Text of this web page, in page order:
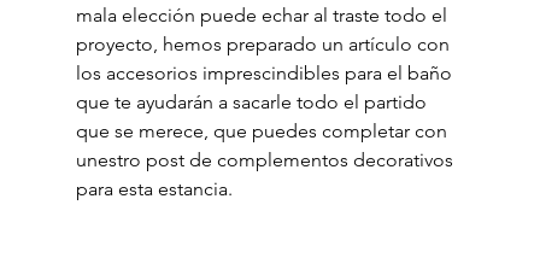
mala elección puede echar al traste todo el
proyecto, hemos preparado un artículo con
los accesorios imprescindibles para el baño
que te ayudarán a sacarle todo el partido
que se merece, que puedes completar con
unestro post de complementos decorativos
para esta estancia.